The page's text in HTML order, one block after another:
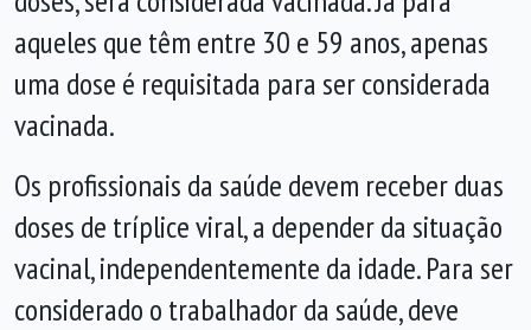
aqueles que têm entre 30 e 59 anos, apenas
uma dose é requisitada para ser considerada
vacinada.
Os profissionais da saúde devem receber duas
doses de tríplice viral, a depender da situação
vacinal, independentemente da idade. Para ser
considerado o trabalhador da saúde, deve